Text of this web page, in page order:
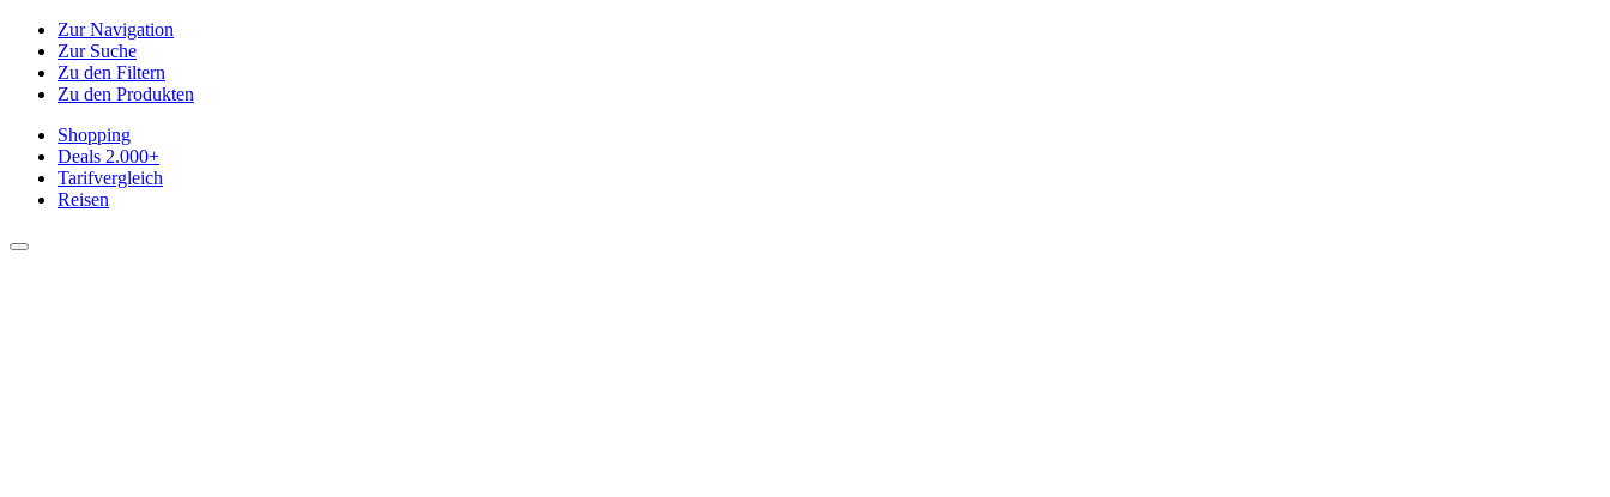
Zur Navigation
Zur Suche
Zu den Filtern
Zu den Produkten
Shopping
Deals 2.000+
Tarifvergleich
Reisen